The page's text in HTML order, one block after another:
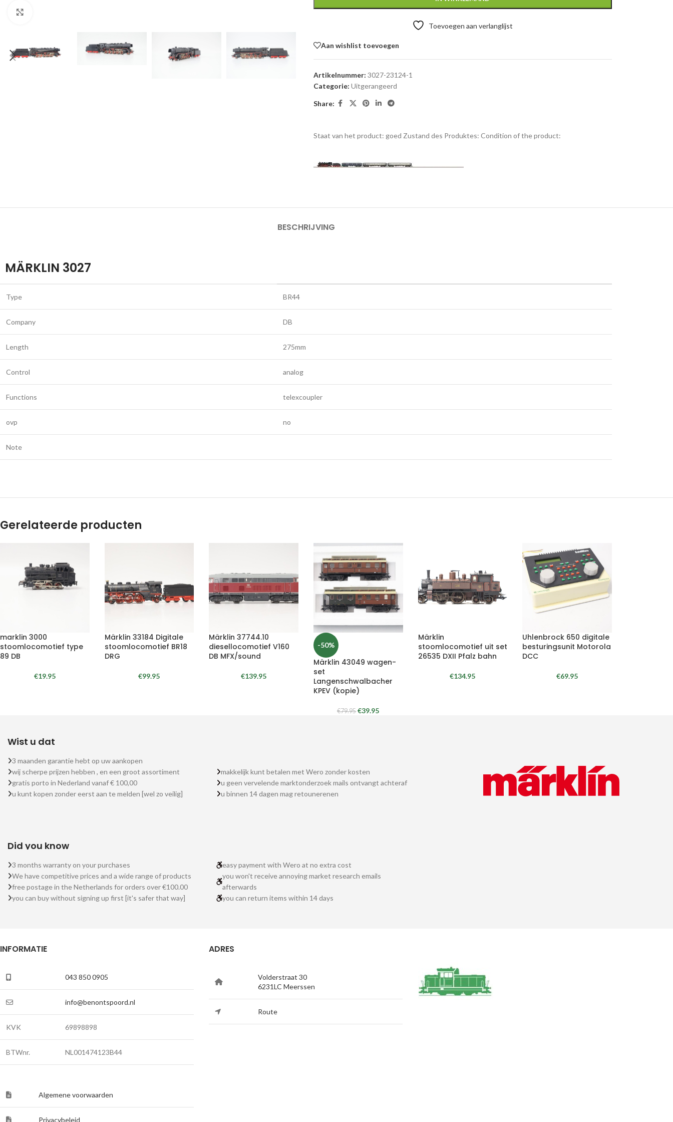
Toevoegen aan verlanglijst
Aan wishlist toevoegen
Artikelnummer: 3027-23124-1
Categorie: Uitgerangeerd
Share:
Staat van het product: goed Zustand des Produktes: Condition of the product:
BESCHRIJVING
MÄRKLIN 3027
Type BR44
Company DB
Length 275mm
Control analog
Functions telexcoupler
ovp no
Note
Gerelateerde producten
marklin 3000
stoomlocomotief type
89 DB
€19.95
Märklin 33184 Digitale
stoomlocomotief BR18
DRG
€99.95
Märklin 37744.10
diesellocomotief V160
DB MFX/sound
€139.95
-50%
Märklin 43049 wagen-
set
Langenschwalbacher
KPEV (kopie)
€79.95 €39.95
Märklin
stoomlocomotief uit set
26535 DXII Pfalz bahn
€134.95
Uhlenbrock 650 digitale
besturingsunit Motorola
DCC
€69.95
Wist u dat
3 maanden garantie hebt op uw aankopen
wij scherpe prijzen hebben , en een groot assortiment
gratis porto in Nederland vanaf € 100,00
u kunt kopen zonder eerst aan te melden [wel zo veilig]
makkelijk kunt betalen met Wero zonder kosten
u geen vervelende marktonderzoek mails ontvangt achteraf
u binnen 14 dagen mag retounerenen
Did you know
3 months warranty on your purchases
We have competitive prices and a wide range of products
free postage in the Netherlands for orders over €100.00
you can buy without signing up first [it's safer that way]
easy payment with Wero at no extra cost
you won't receive annoying market research emails
afterwards
you can return items within 14 days
INFORMATIE
043 850 0905
info@benontspoord.nl
KVK 69898898
BTWnr. NL001474123B44
Algemene voorwaarden
Privacybeleid
ADRES
Volderstraat 30
6231LC Meerssen
Route